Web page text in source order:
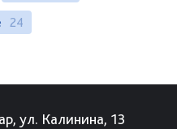
24
ул. Калинина, 13